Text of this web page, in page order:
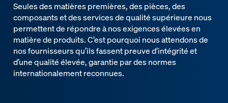
Seules des matières premières, des pièces, des
composants et des services de qualité supérieure nous
permettent de répondre à nos exigences élevées en
matière de produits. C’est pourquoi nous attendons de
nos fournisseurs qu’ils fassent preuve d’intégrité et
d’une qualité élevée, garantie par des normes
internationalement reconnues.